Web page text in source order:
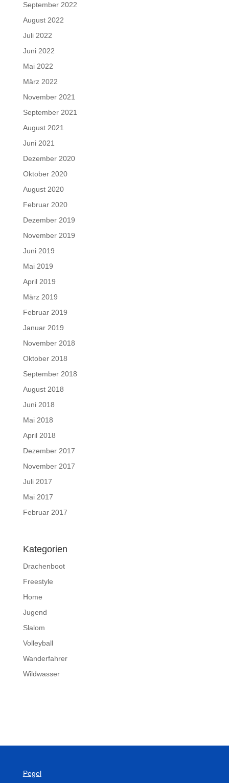
September 2022
August 2022
Juli 2022
Juni 2022
Mai 2022
März 2022
November 2021
September 2021
August 2021
Juni 2021
Dezember 2020
Oktober 2020
August 2020
Februar 2020
Dezember 2019
November 2019
Juni 2019
Mai 2019
April 2019
März 2019
Februar 2019
Januar 2019
November 2018
Oktober 2018
September 2018
August 2018
Juni 2018
Mai 2018
April 2018
Dezember 2017
November 2017
Juli 2017
Mai 2017
Februar 2017
Kategorien
Drachenboot
Freestyle
Home
Jugend
Slalom
Volleyball
Wanderfahrer
Wildwasser
Pegel